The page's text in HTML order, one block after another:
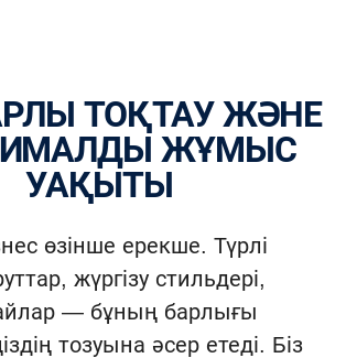
ЖҰМЫС
УАҚЫТЫ
өзінше ерекше. Түрлі
жүргізу стильдері,
— бұның барлығы
тозуына әсер етеді. Біз